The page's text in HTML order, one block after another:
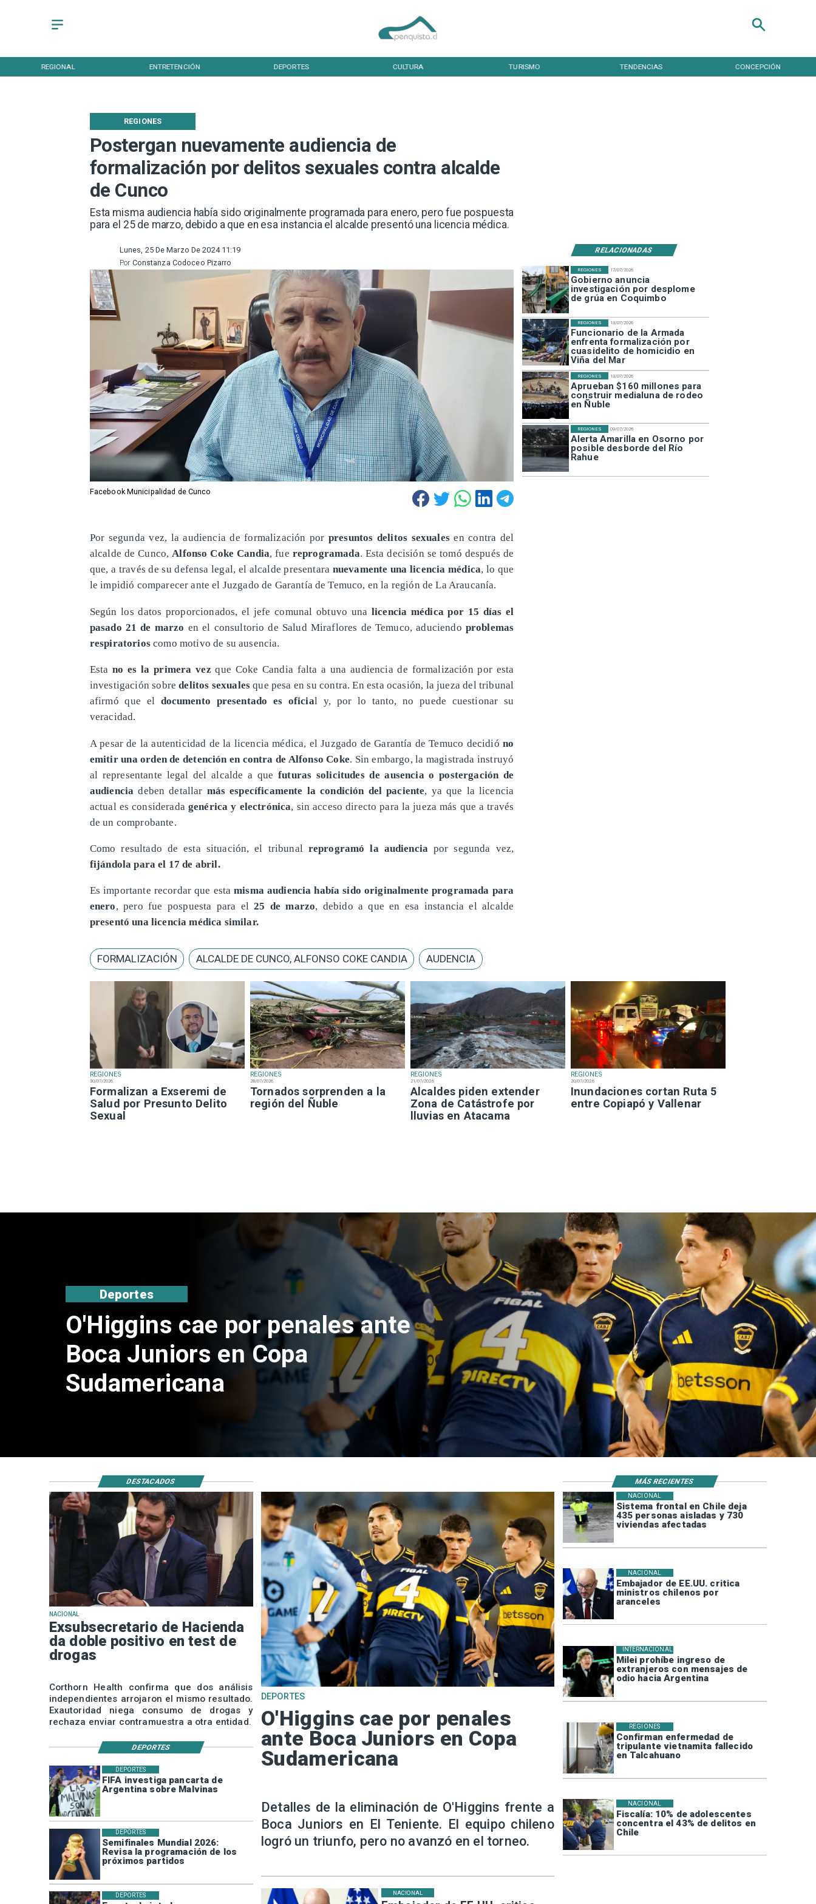
REGIONAL ENTRETENCIÓN DEPORTES CULTURA TURISMO TENDENCIAS CONCEPCIÓN
Postergan nuevamente audiencia de
formalización por delitos sexuales contra alcalde
de Cunco
Esta misma audiencia había sido originalmente programada para enero, pero fue pospuesta
para el 25 de marzo, debido a que en esa instancia el alcalde presentó una licencia médica.
REGIONES
RELACIONADAS
Lunes, 25 De Marzo De 2024 11:19
Constanza Codoceo Pizarro
Por
Facebook Municipalidad de Cunco
REGIONES
30/07/2026
Formalizan a Exseremi de
Salud por Presunto Delito
Sexual
REGIONES
28/07/2026
Tornados sorprenden a la
región del Ñuble
REGIONES
21/07/2026
Alcaldes piden extender
Zona de Catástrofe por
lluvias en Atacama
REGIONES
20/07/2026
Inundaciones cortan Ruta 5
entre Copiapó y Vallenar
17/07/2026
Gobierno anuncia
investigación por desplome
de grúa en Coquimbo
REGIONES
13/07/2026
Funcionario de la Armada
enfrenta formalización por
cuasidelito de homicidio en
Viña del Mar
REGIONES
13/07/2026
Aprueban $160 millones para
construir medialuna de rodeo
en Ñuble
REGIONES
09/07/2026
Alerta Amarilla en Osorno por
posible desborde del Río
Rahue
REGIONES
​Por segunda vez, la audiencia de formalización por presuntos delitos sexualesen contra del
alcalde de Cunco,Alfonso Coke Candia, fue reprogramada. Esta decisión se tomó después de
que, a través de su defensa legal, el alcalde presentara nuevamente una licencia médica, lo que
le impidió comparecer ante el Juzgado de Garantía de Temuco, en la región de La Araucanía.
​Según los datos proporcionados, el jefe comunal obtuvo una licencia médica por 15 días el
pasado 21 de marzo en el consultorio de Salud Miraflores de Temuco, aduciendo problemas
respiratorioscomo motivo de su ausencia.
​Estano es la primera vezque Coke Candia falta a una audiencia de formalización por esta
investigación sobredelitos sexuales que pesa en su contra. En esta ocasión, la jueza del tribunal
afirmó que el documento presentado es oficial y, por lo tanto, no puede cuestionar su
veracidad.
​A pesar de la autenticidad de la licencia médica, el Juzgado de Garantía de Temuco decidió no
emitir una orden de detención en contra de Alfonso Coke. Sin embargo, la magistrada instruyó
al representante legal del alcalde a quefuturas solicitudes de ausencia o postergación de
audiencia deben detallar más específicamente la condición del paciente, ya que la licencia
actual es considerada genérica y electrónica, sin acceso directo para la jueza más que a través
de un comprobante.
​Como resultado de esta situación, el tribunal reprogramó la audiencia por segunda vez,
fijándola para el 17 de abril.
​Es importante recordar que estamisma audiencia había sido originalmente programada para
enero, pero fue pospuesta para el25 de marzo, debido a que en esa instancia el alcalde
presentó una licencia médica similar.
FORMALIZACIÓN ALCALDE DE CUNCO, ALFONSO COKE CANDIA AUDENCIA
Exsubsecretario de Hacienda da
doble positivo en test de drogas
Nacional
Sistema frontal en Chile deja
435 personas aisladas y 730
viviendas afectadas
NACIONAL
Embajador de EE.UU. critica
ministros chilenos por
aranceles
NACIONAL
Milei prohíbe ingreso de
extranjeros con mensajes de
odio hacia Argentina
INTERNACIONAL
Confirman enfermedad de
tripulante vietnamita fallecido
en Talcahuano
REGIONES
Fiscalía: 10% de adolescentes
concentra el 43% de delitos en
Chile
NACIONAL
FIFA investiga pancarta de
Argentina sobre Malvinas
DEPORTES
Semifinales Mundial 2026:
Revisa la programación de los
próximos partidos
DEPORTES
DEPORTES NACIONAL
NACIONAL
Exsubsecretario de Hacienda
da doble positivo en test de
drogas
Corthorn Health confirma que dos análisis
independientes arrojaron el mismo resultado.
Exautoridad niega consumo de drogas y
rechaza enviar contramuestra a otra entidad.
DEPORTES
O'Higgins cae por penales
ante Boca Juniors en Copa
Sudamericana
Detalles de la eliminación de O'Higgins frente a
Boca Juniors en El Teniente. El equipo chileno
logró un triunfo, pero no avanzó en el torneo.
DESTACADOS MÁS RECIENTES
DEPORTES